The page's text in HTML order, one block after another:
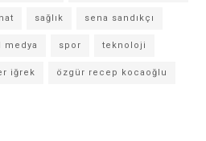
sağlık sena sandıkçı
medya spor teknoloji
iğrek özgür recep kocaoğlu